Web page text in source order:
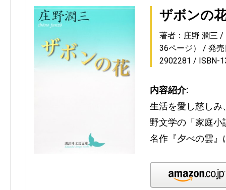
ザボンの
著者：庄野 潤三
36ページ）
発
2902281
ISBN-
内容紹介:
生活を愛し慈しみ
野文学の「家庭
名作『夕べの雲』